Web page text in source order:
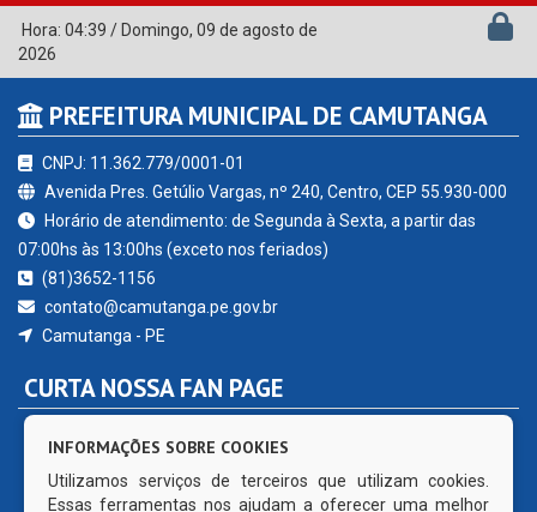
Hora: 04:39 / Domingo, 09 de agosto de
2026
PREFEITURA MUNICIPAL DE CAMUTANGA
CNPJ: 11.362.779/0001-01
Avenida Pres. Getúlio Vargas, nº 240, Centro, CEP 55.930-000
Horário de atendimento: de Segunda à Sexta, a partir das
07:00hs às 13:00hs (exceto nos feriados)
(81)3652-1156
contato@camutanga.pe.gov.br
Camutanga - PE
CURTA NOSSA FAN PAGE
INFORMAÇÕES SOBRE COOKIES
Utilizamos serviços de terceiros que utilizam cookies.
Essas ferramentas nos ajudam a oferecer uma melhor